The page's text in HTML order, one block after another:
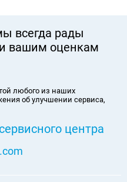
всегда рады
вашим оценкам
любого из наших
об улучшении сервиса,
центра